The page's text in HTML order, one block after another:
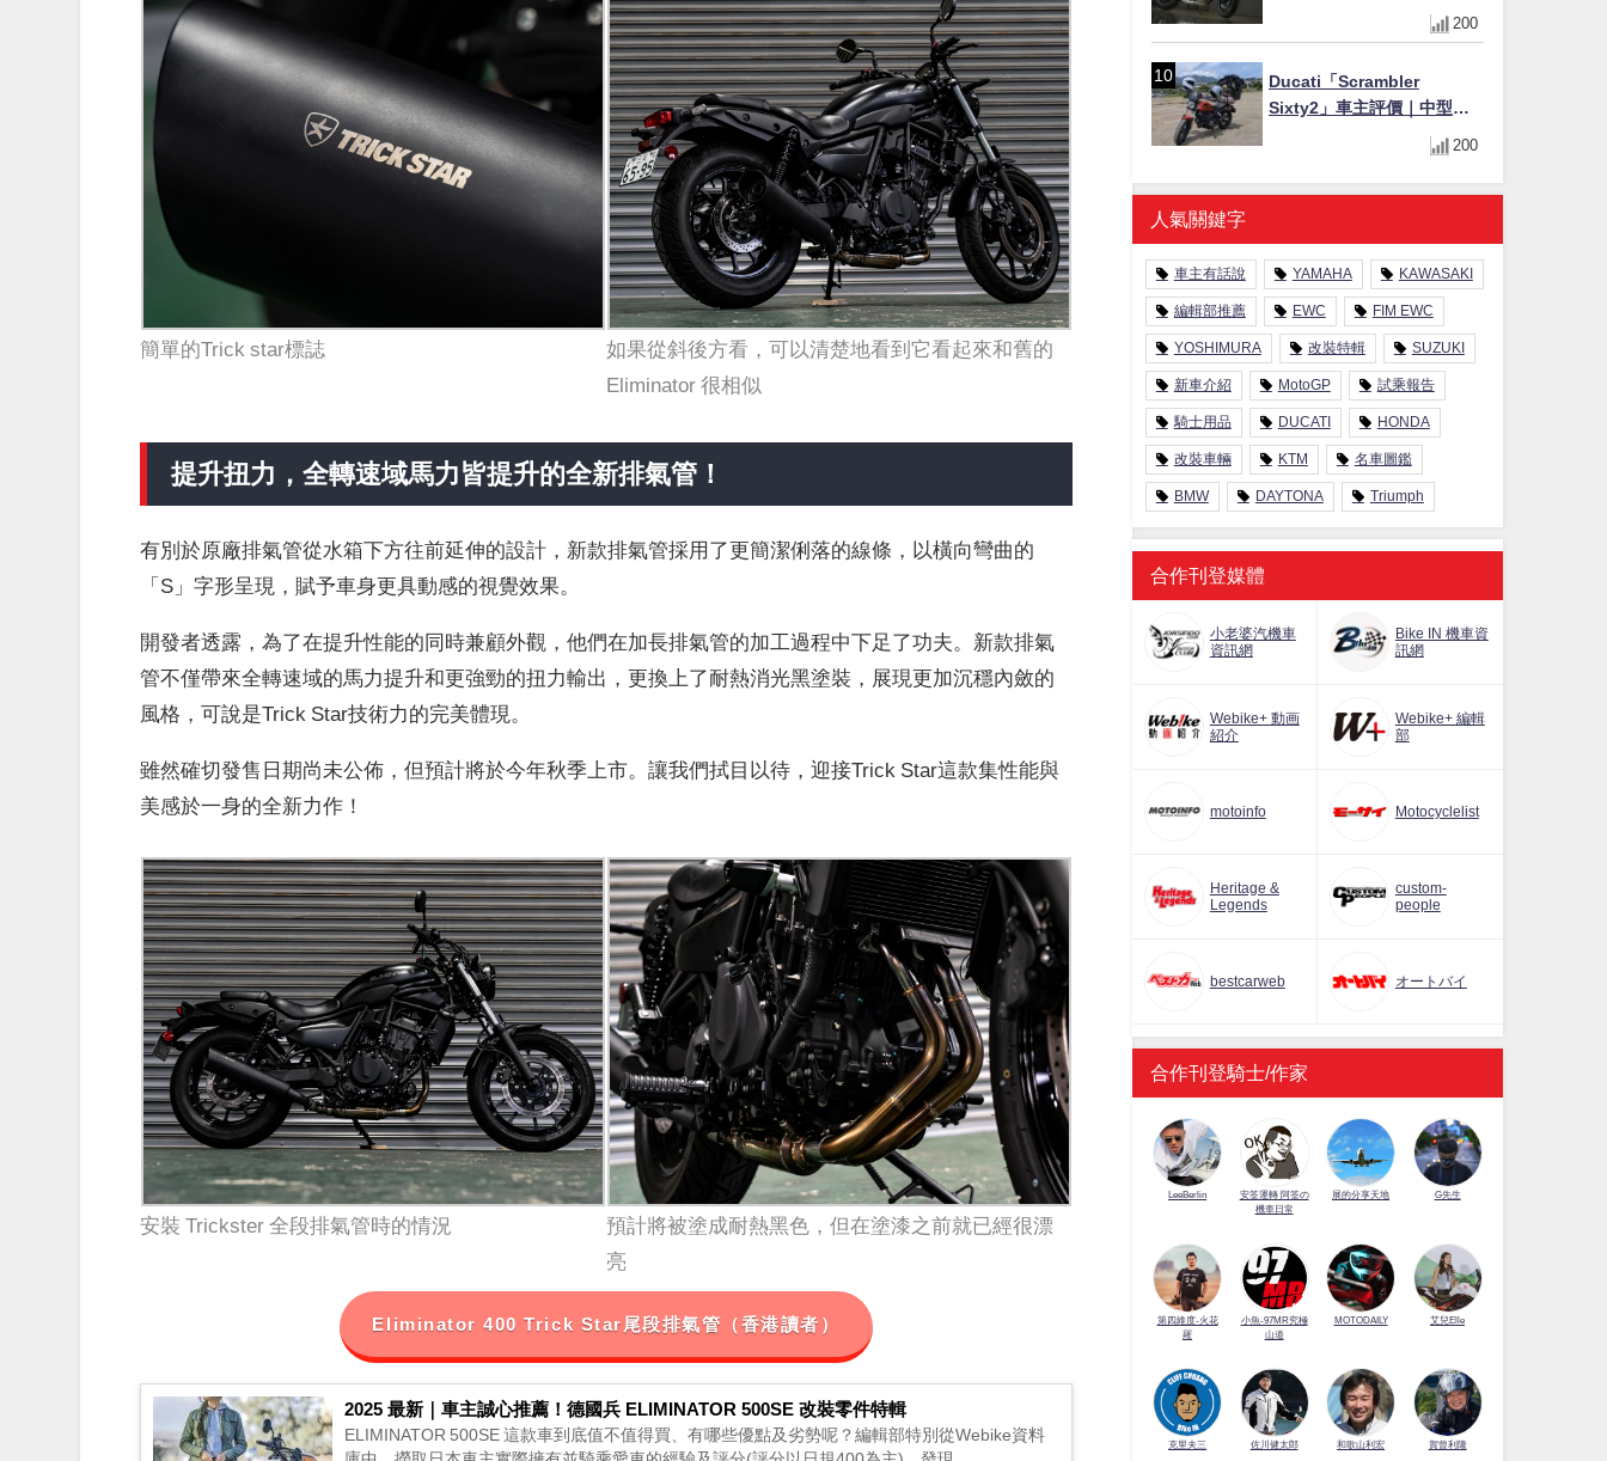
簡單的Trick star標誌
如果從斜後方看，可以清楚地看到它看起來和舊的
Eliminator 很相似
提升扭力，全轉速域馬力皆提升的全新排氣管！
有別於原廠排氣管從水箱下方往前延伸的設計，新款排氣管採用了更簡潔俐落的線條，以橫向彎曲的
「S」字形呈現，賦予車身更具動感的視覺效果。
開發者透露，為了在提升性能的同時兼顧外觀，他們在加長排氣管的加工過程中下足了功夫。新款排氣
管不僅帶來全轉速域的馬力提升和更強勁的扭力輸出，更換上了耐熱消光黑塗裝，展現更加沉穩內斂的
風格，可說是Trick Star技術力的完美體現。
雖然確切發售日期尚未公佈，但預計將於今年秋季上市。讓我們拭目以待，迎接Trick Star這款集性能與
美感於一身的全新力作！
安裝 Trickster 全段排氣管時的情況
預計將被塗成耐熱黑色，但在塗漆之前就已經很漂
亮
Eliminator 400 Trick Star尾段排氣管（香港讀者）
2025 最新｜車主誠心推薦！德國兵 ELIMINATOR 500SE 改裝零件特輯
ELIMINATOR 500SE 這款車到底值不值得買、有哪些優點及劣勢呢？編輯部特別從Webike資料
鍵！沒有 VTEC 為何還能體
驗兩段加速感？
200
Ducati「Scrambler
Sixty2」車主評價｜中型唯
一L型雙缸×400cc氣冷×停產
稀有老車入手注意事項
【Webike愛車精選】
200
人氣關鍵字
車主有話說 YAMAHA KAWASAKI
編輯部推薦 EWC FIM EWC
YOSHIMURA 改裝特輯 SUZUKI
新車介紹 MotoGP 試乘報告
騎士用品 DUCATI HONDA
改裝車輛 KTM 名車圖鑑
BMW DAYTONA Triumph
合作刊登媒體
小老婆汽機車
資訊網
Bike IN 機車資
訊網
Webike+ 動画
紹介
Webike+ 編輯
部
motoinfo Motocyclelist
Heritage &
Legends
custom-
people
bestcarweb オートバイ
合作刊登騎士/作家
LeeBerlin
安筌運轉 阿筌の
機車日常
展的分享天地 G先生
第四維度-火花
羅
小魚-97MR究極
山道
MOTODAILY 艾兒Elle
克里夫三 佐川健太郎 和歌山利宏 賀曾利隆